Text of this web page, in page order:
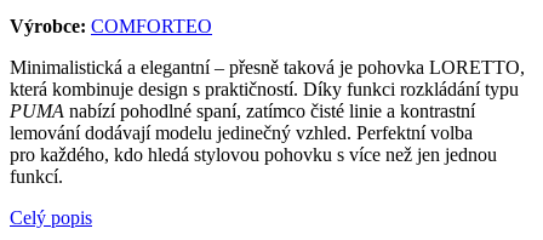
Výrobce: COMFORTEO
Minimalistická a elegantní – přesně taková je pohovka LORETTO,
která kombinuje design s praktičností. Díky funkci rozkládání typu
PUMA nabízí pohodlné spaní, zatímco čisté linie a kontrastní
lemování dodávají modelu jedinečný vzhled. Perfektní volba
pro každého, kdo hledá stylovou pohovku s více než jen jednou
funkcí.
Celý popis